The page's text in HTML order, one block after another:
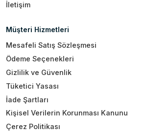
İletişim
Müşteri Hizmetleri
Mesafeli Satış Sözleşmesi
Ödeme Seçenekleri
Gizlilik ve Güvenlik
Tüketici Yasası
İade Şartları
Kişisel Verilerin Korunması Kanunu
Çerez Politikası